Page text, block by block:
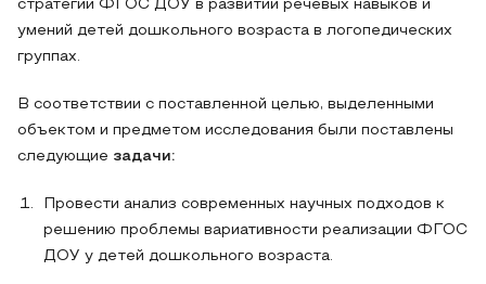
стратегий ФГОС ДОУ в развитии речевых навыков и
умений детей дошкольного возраста в логопедических
группах.
В соответствии с поставленной целью, выделенными
объектом и предметом исследования были поставлены
следующие задачи:
Провести анализ современных научных подходов к
решению проблемы вариативности реализации ФГОС
ДОУ у детей дошкольного возраста.